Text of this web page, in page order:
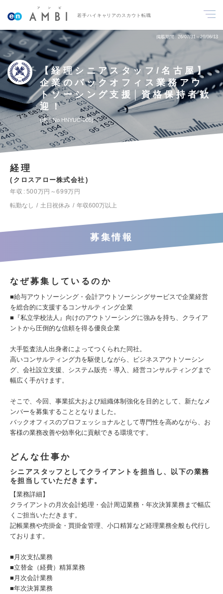
若手ハイキャリアのスカウト転職
掲載期間 26/07/31～26/08/13
【経理シニアスタッフ/名古屋】
企業のバックオフィス業務アウ
トソーシング支援│資格保持者歓
迎！
求人No.HNYUC-005
経理
クロスアロー株式会社
年収
500万円～699万円
転勤なし
土日祝休み 年収600万以上
募集情報
なぜ募集しているのか
■給与アウトソーシング・会計アウトソーシングサービスで企業経営
を総合的に支援するコンサルティング企業
■『私立学校法人』向けのアウトソーシングに強みを持ち、クライア
ントから圧倒的な信頼を得る優良企業
大手監査法人出身者によってつくられた同社。
高いコンサルティング力を駆使しながら、ビジネスアウトソーシン
グ、会社設立支援、システム販売・導入、経営コンサルティングまで
幅広く手がけます。
そこで、今回、事業拡大および組織体制強化を目的として、新たなメ
ンバーを募集することとなりました。
バックオフィスのプロフェッショナルとして専門性を高めながら、お
客様の業務改善や効率化に貢献できる環境です。
どんな仕事か
シニアスタッフとしてクライアントを担当し、以下の業務
を担当していただきます。
【業務詳細】
クライアントの月次会計処理・会計周辺業務・年次決算業務まで幅広
くご担当いただきます。
記帳業務や売掛金・買掛金管理、小口精算など経理業務全般も代行し
ております。
■月次支払業務
■立替金（経費）精算業務
■月次会計業務
■年次決算業務